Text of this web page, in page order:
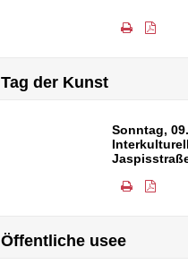
Tag der Kunst
Sonntag,
Öffentliche usee